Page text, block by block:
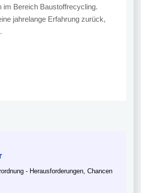
im Bereich Baustoffrecycling.
jahrelange Erfahrung zurück,
- Herausforderungen, Chancen